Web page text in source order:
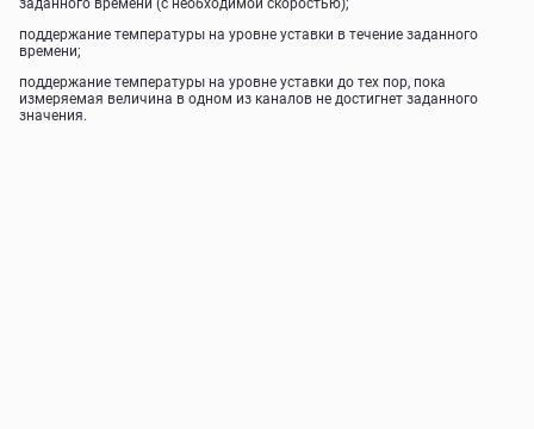
заданного времени (с необходимой скоростью);
поддержание температуры на уровне уставки в течение заданного
времени;
поддержание температуры на уровне уставки до тех пор, пока
измеряемая величина в одном из каналов не достигнет заданного
значения.